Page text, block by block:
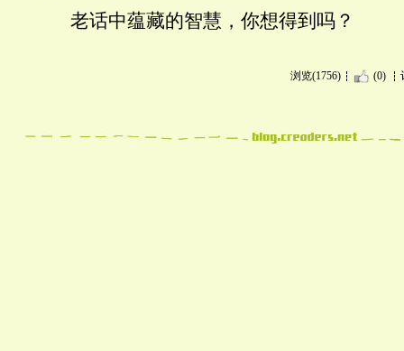
老话中蕴藏的智慧，你想得到吗？
浏览(1756) (0)